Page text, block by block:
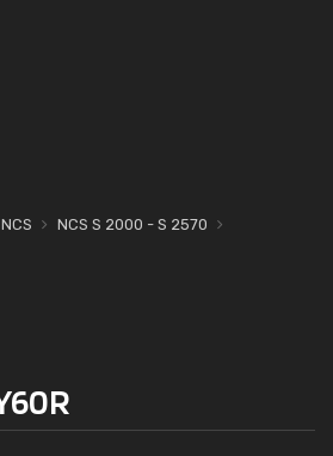
NCS
NCS S 2000 - S 2570